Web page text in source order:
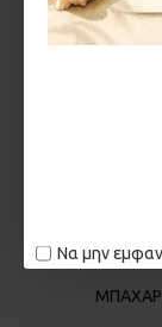
Να μην